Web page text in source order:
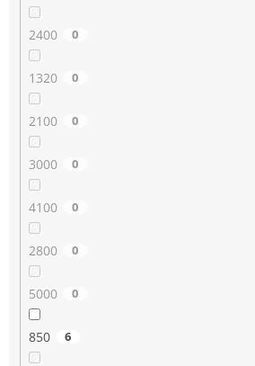
2400 0
1320 0
2100 0
3000 0
4100 0
2800 0
5000 0
850 6